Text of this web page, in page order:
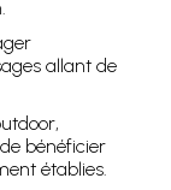
allant de
bénéficier
établies.